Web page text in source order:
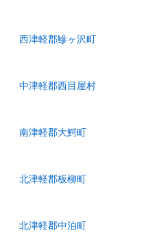
西津軽郡鰺ヶ沢町
中津軽郡西目屋村
南津軽郡大鰐町
北津軽郡板柳町
北津軽郡中泊町